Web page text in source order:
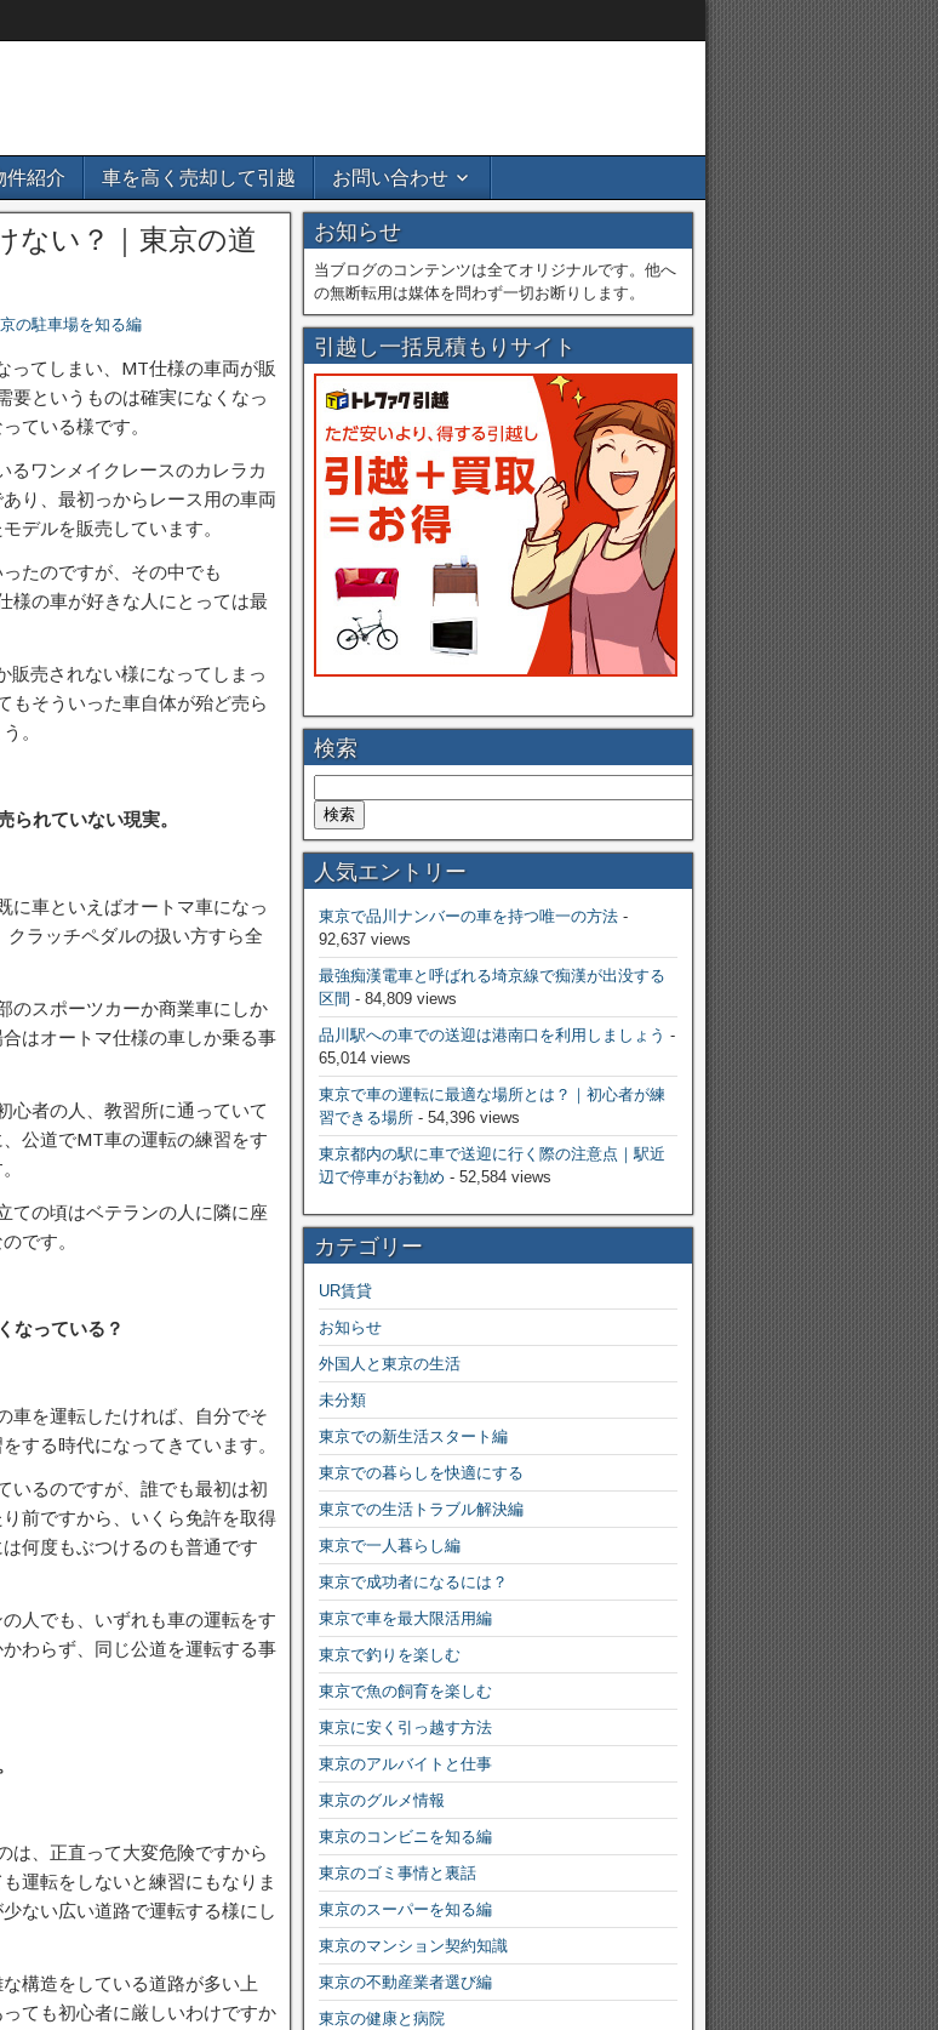
件紹介 車を高く売却して引越 お問い合わせ
ない？｜東京の道
の駐車場を知る編
ってしまい、MT仕様の車両が販
要というものは確実になくなっ
ている様です。
るワンメイクレースのカレラカ
り、最初っからレース用の車両
デルを販売しています。
たのですが、その中でも
様の車が好きな人にとっては最
販売されない様になってしまっ
もそういった車自体が殆ど売ら
。
れていない現実。
に車といえばオートマ車になっ
ラッチペダルの扱い方すら全
のスポーツカーか商業車にしか
はオートマ仕様の車しか乗る事
心者の人、教習所に通っていて
公道でMT車の運転の練習をす
ての頃はベテランの人に隣に座
です。
なっている？
車を運転したければ、自分でそ
する時代になってきています。
いるのですが、誰でも最初は初
前ですから、いくら免許を取得
何度もぶつけるのも普通です
人でも、いずれも車の運転をす
わらず、同じ公道を運転する事
は、正直って大変危険ですから
運転をしないと練習にもなりま
ない広い道路で運転する様にし
構造をしている道路が多い上
ても初心者に厳しいわけですか
お知らせ
当ブログのコンテンツは全てオリジナルです。他へ
の無断転用は媒体を問わず一切お断りします。
引越し一括見積もりサイト
検索
人気エントリー
東京で品川ナンバーの車を持つ唯一の方法-
92,637 views
最強痴漢電車と呼ばれる埼京線で痴漢が出没する
区間 - 84,809 views
品川駅への車での送迎は港南口を利用しましょう -
65,014 views
東京で車の運転に最適な場所とは？｜初心者が練
習できる場所- 54,396 views
東京都内の駅に車で送迎に行く際の注意点｜駅近
辺で停車がお勧め - 52,584 views
カテゴリー
UR賃貸
お知らせ
外国人と東京の生活
未分類
東京での新生活スタート編
東京での暮らしを快適にする
東京での生活トラブル解決編
東京で一人暮らし編
東京で成功者になるには？
東京で車を最大限活用編
東京で釣りを楽しむ
東京で魚の飼育を楽しむ
東京に安く引っ越す方法
東京のアルバイトと仕事
東京のグルメ情報
東京のコンビニを知る編
東京のゴミ事情と裏話
東京のスーパーを知る編
東京のマンション契約知識
東京の不動産業者選び編
東京の健康と病院